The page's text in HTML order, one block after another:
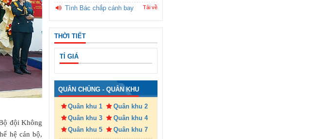
đội Không
hệ cán bộ,
Tình Bác chắp cánh bay Tải về
THỜI TIẾT
TỈ GIÁ
QUÂN CHỦNG - QUÂN KHU
Quân khu 1
Quân khu 2
Quân khu 3
Quân khu 4
Quân khu 5
Quân khu 7